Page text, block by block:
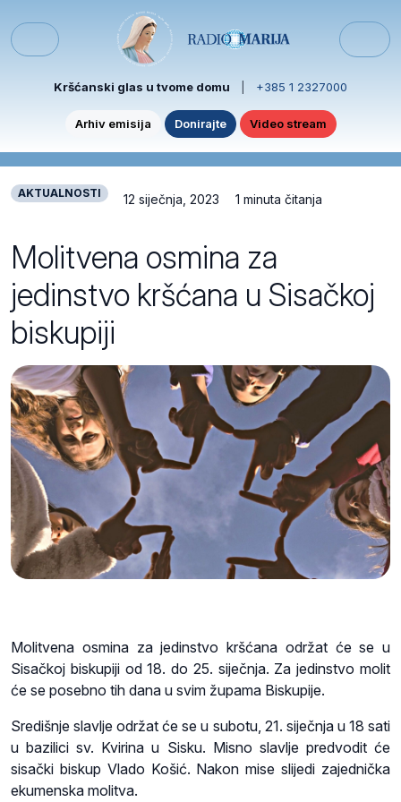
Menu
Kršćanski glas u tvome domu +385 1 2327000
Arhiv emisija Donirajte Video stream
AKTUALNOSTI 12 siječnja, 2023 1 minuta čitanja
Molitvena osmina za
jedinstvo kršćana u Sisačkoj
biskupiji
Molitvena osmina za jedinstvo kršćana održat će se u
Sisačkoj biskupiji od 18. do 25. siječnja. Za jedinstvo molit
će se posebno tih dana u svim župama Biskupije.
Središnje slavlje održat će se u subotu, 21. siječnja u 18 sati
u bazilici sv. Kvirina u Sisku. Misno slavlje predvodit će
sisački biskup Vlado Košić. Nakon mise slijedi zajednička
ekumenska molitva.